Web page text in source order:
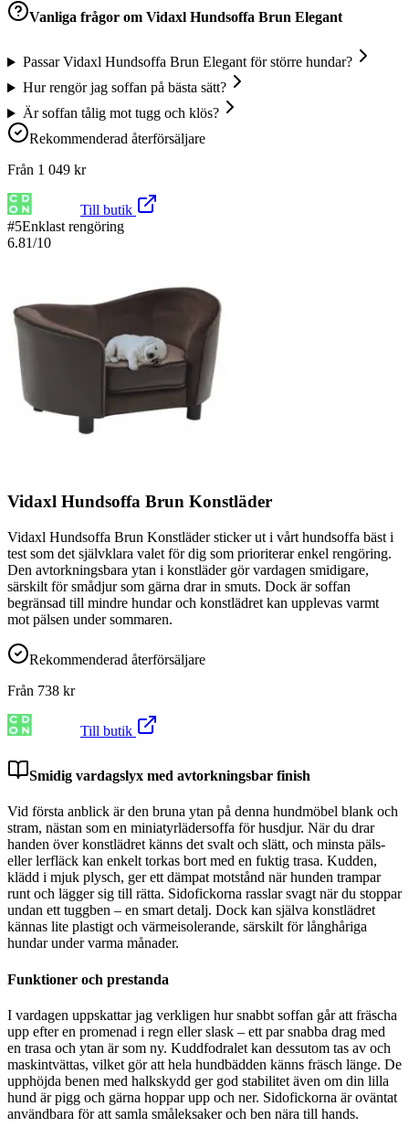
Vanliga frågor om Vidaxl Hundsoffa Brun Elegant
Passar Vidaxl Hundsoffa Brun Elegant för större hundar?
Hur rengör jag soffan på bästa sätt?
Är soffan tålig mot tugg och klös?
Rekommenderad återförsäljare
Från 1 049 kr
Till butik
#5Enklast rengöring
6.81/10
Vidaxl Hundsoffa Brun Konstläder
Vidaxl Hundsoffa Brun Konstläder sticker ut i vårt hundsoffa bäst i
test som det självklara valet för dig som prioriterar enkel rengöring.
Den avtorkningsbara ytan i konstläder gör vardagen smidigare,
särskilt för smådjur som gärna drar in smuts. Dock är soffan
begränsad till mindre hundar och konstlädret kan upplevas varmt
mot pälsen under sommaren.
Rekommenderad återförsäljare
Från 738 kr
Till butik
Smidig vardagslyx med avtorkningsbar finish
Vid första anblick är den bruna ytan på denna hundmöbel blank och
stram, nästan som en miniatyrlädersoffa för husdjur. När du drar
handen över konstlädret känns det svalt och slätt, och minsta päls-
eller lerfläck kan enkelt torkas bort med en fuktig trasa. Kudden,
klädd i mjuk plysch, ger ett dämpat motstånd när hunden trampar
runt och lägger sig till rätta. Sidofickorna rasslar svagt när du stoppar
undan ett tuggben – en smart detalj. Dock kan själva konstlädret
kännas lite plastigt och värmeisolerande, särskilt för långhåriga
hundar under varma månader.
Funktioner och prestanda
I vardagen uppskattar jag verkligen hur snabbt soffan går att fräscha
upp efter en promenad i regn eller slask – ett par snabba drag med
en trasa och ytan är som ny. Kuddfodralet kan dessutom tas av och
maskintvättas, vilket gör att hela hundbädden känns fräsch länge. De
upphöjda benen med halkskydd ger god stabilitet även om din lilla
hund är pigg och gärna hoppar upp och ner. Sidofickorna är oväntat
användbara för att samla småleksaker och ben nära till hands.